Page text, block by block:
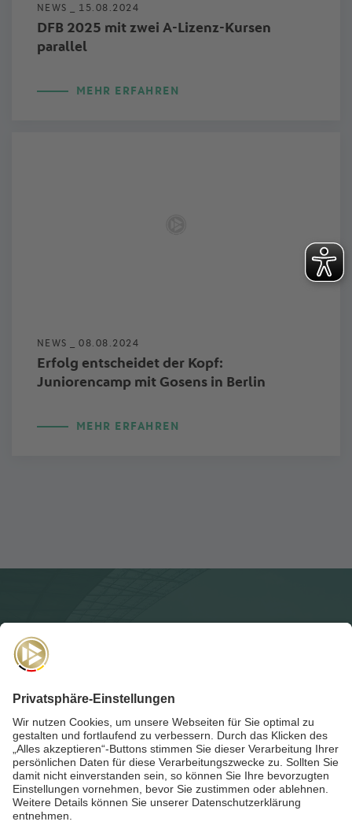
NEWS _ 15.08.2024
DFB 2025 mit zwei A-Lizenz-Kursen
parallel
MEHR ERFAHREN
NEWS _08.08.2024
Erfolg entscheidet der Kopf:
Juniorencamp mit Gosens in Berlin
MEHR ERFAHREN
Für dieAkademie-Postanmelden und auf dem Laufenden
bleiben!